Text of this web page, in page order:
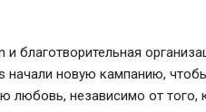
и благотворительная
начали новую кампанию,
любовь, независимо от того,